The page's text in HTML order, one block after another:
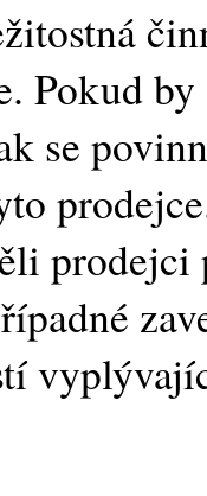
Pokud
se
prodejci